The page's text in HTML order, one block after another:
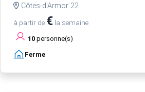
Côtes-d'Armor 22
à partir de € la semaine
10 personne(s)
Ferme